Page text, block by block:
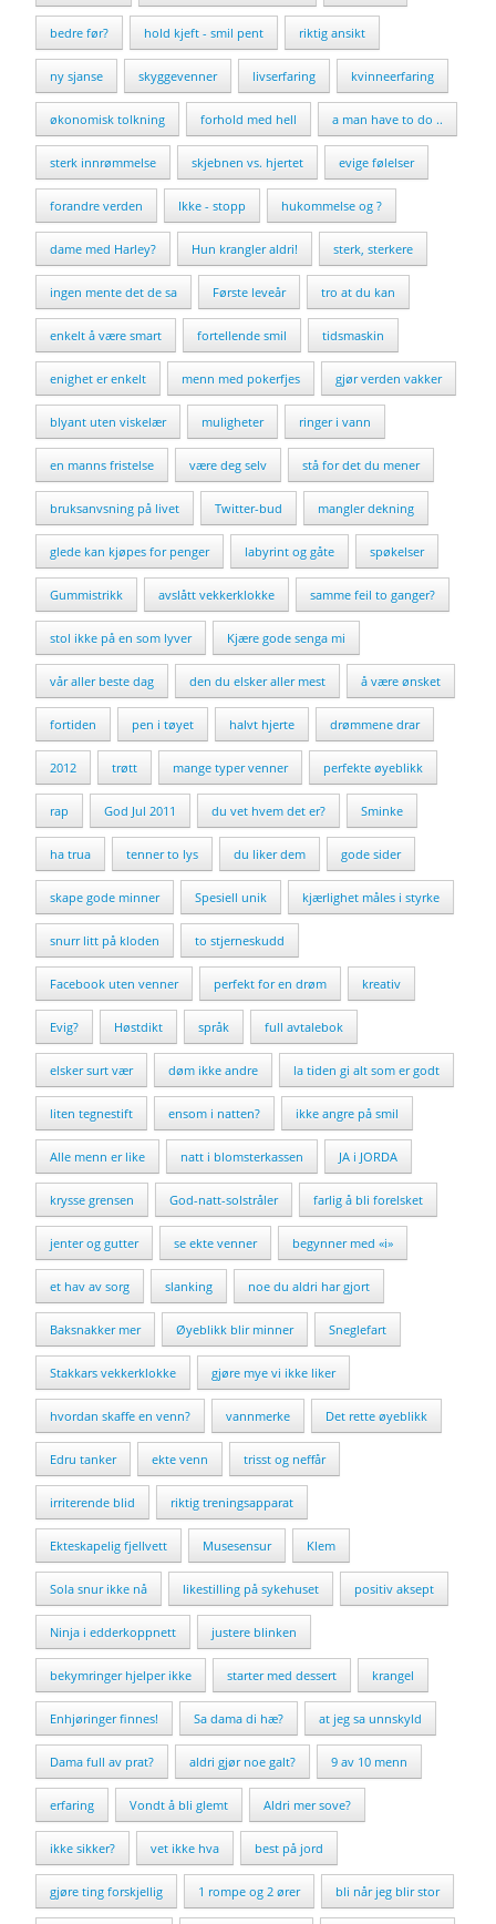
bedre før? hold kjeft - smil pent riktig ansikt
ny sjanse skyggevenner livserfaring kvinneerfaring
økonomisk tolkning forhold med hell a man have to do ..
sterk innrømmelse skjebnen vs. hjertet evige følelser
forandre verden Ikke - stopp hukommelse og ?
dame med Harley? Hun krangler aldri! sterk, sterkere
ingen mente det de sa Første leveår tro at du kan
enkelt å være smart fortellende smil tidsmaskin
enighet er enkelt menn med pokerfjes gjør verden vakker
blyant uten viskelær muligheter ringer i vann
en manns fristelse være deg selv stå for det du mener
bruksanvsning på livet Twitter-bud mangler dekning
glede kan kjøpes for penger labyrint og gåte spøkelser
Gummistrikk avslått vekkerklokke samme feil to ganger?
stol ikke på en som lyver Kjære gode senga mi
vår aller beste dag den du elsker aller mest å være ønsket
fortiden pen i tøyet halvt hjerte drømmene drar
2012 trøtt mange typer venner perfekte øyeblikk
rap God Jul 2011 du vet hvem det er? Sminke
ha trua tenner to lys du liker dem gode sider
skape gode minner Spesiell unik kjærlighet måles i styrke
snurr litt på kloden to stjerneskudd
Facebook uten venner perfekt for en drøm kreativ
Evig? Høstdikt språk full avtalebok
elsker surt vær døm ikke andre la tiden gi alt som er godt
liten tegnestift ensom i natten? ikke angre på smil
Alle menn er like natt i blomsterkassen JA i JORDA
krysse grensen God-natt-solstråler farlig å bli forelsket
jenter og gutter se ekte venner begynner med «i»
et hav av sorg slanking noe du aldri har gjort
Baksnakker mer Øyeblikk blir minner Sneglefart
Stakkars vekkerklokke gjøre mye vi ikke liker
hvordan skaffe en venn? vannmerke Det rette øyeblikk
Edru tanker ekte venn trisst og neffår
irriterende blid riktig treningsapparat
Ekteskapelig fjellvett Musesensur Klem
Sola snur ikke nå likestilling på sykehuset positiv aksept
Ninja i edderkoppnett justere blinken
bekymringer hjelper ikke starter med dessert krangel
Enhjøringer finnes! Sa dama di hæ? at jeg sa unnskyld
Dama full av prat? aldri gjør noe galt? 9 av 10 menn
erfaring Vondt å bli glemt Aldri mer sove?
ikke sikker? vet ikke hva best på jord
gjøre ting forskjellig 1 rompe og 2 ører bli når jeg blir stor